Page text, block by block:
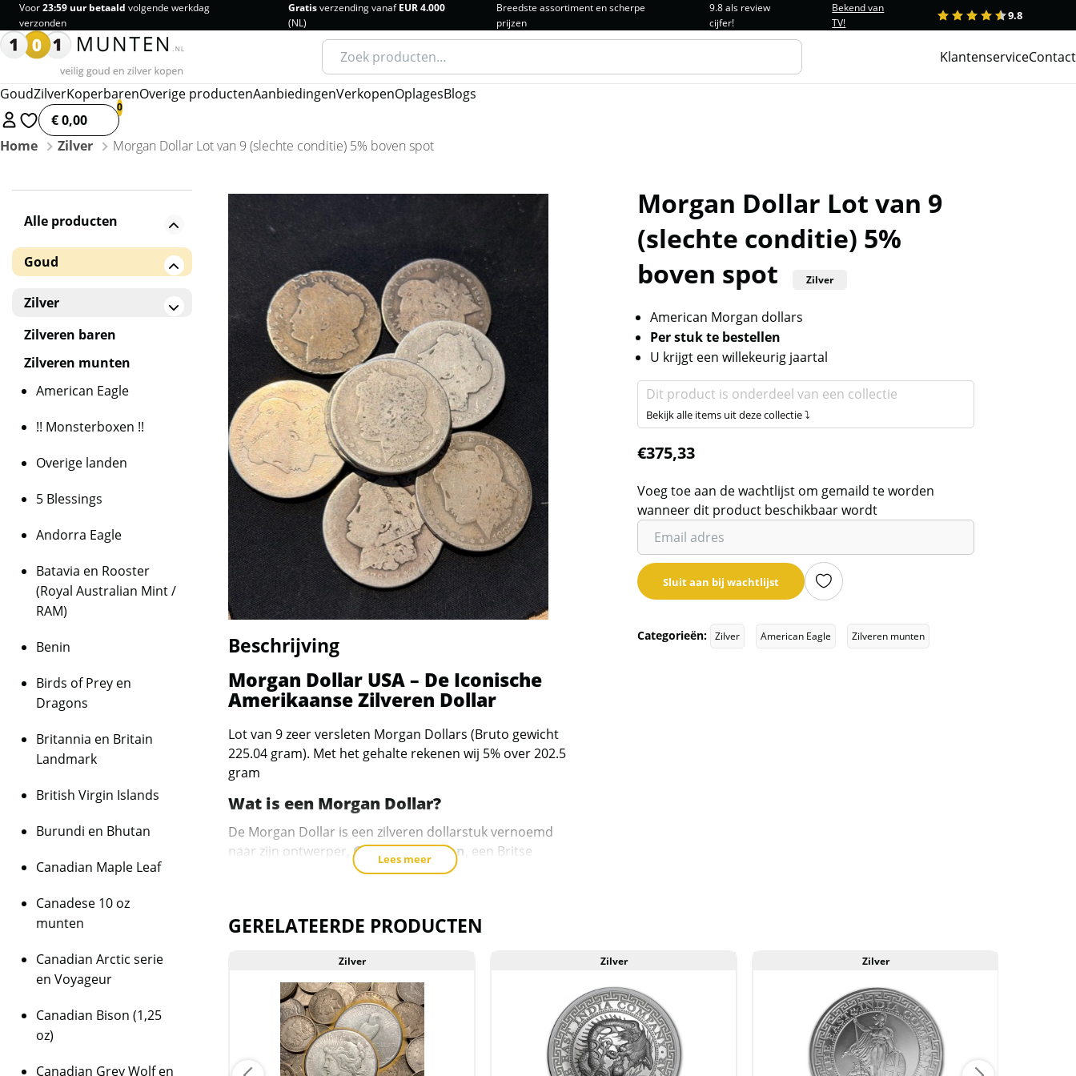
Voor23:59 uur betaald volgende werkdag
verzonden
Gratisverzending vanafEUR 4.000
(NL)
Breedste assortiment en scherpe
prijzen
9.8 als review
cijfer!
Bekend van
TV!
1 2 3 4 5 9.8
Zoeken
naar:
KlantenserviceContact
GoudZilverKoperbarenOverige productenAanbiedingenVerkopenOplagesBlogs
€ 0,00
Home
Zilver Morgan Dollar Lot van 9 (slechte conditie) 5% boven spot
Beschrijving
Morgan Dollar USA – De Iconische
Amerikaanse Zilveren Dollar
Lot van 9 zeer versleten Morgan Dollars (Bruto gewicht
225.04 gram). Met het gehalte rekenen wij 5% over 202.5
gram
Wat is een Morgan Dollar?
De Morgan Dollar is een zilveren dollarstuk vernoemd
naar zijn ontwerper,George T. Morgan , een Britse
graveur die voor de Amerikaanse Munt werkte. De
gespreide vleugels toont.
Kenmerken van de Morgan Dollar:
Metaal: 90% zilver, 10% koper
Gewicht: 26,73 gram
Diameter: 38,1 mm
Lees meer
Morgan Dollar Lot van 9
(slechte conditie) 5%
boven spot
Zilver
American Morgan dollars
Per stuk te bestellen
U krijgt een willekeurig jaartal
Dit product is onderdeel van een collectie
Bekijk alle items uit deze collectie ⤵
€375,33
Voeg toe aan de wachtlijst om gemaild te worden
wanneer dit product beschikbaar wordt
Vul
je
email
adres
om
Sluit aan bij wachtlijst
Categorieën: Zilver American Eagle Zilveren munten
GERELATEERDE PRODUCTEN
Zilver Zilver Zilver Zilver
Alle producten
Goud
Gouden baren
Zilver
Zilveren baren
Zilveren munten
American Eagle
!! Monsterboxen !!
Overige landen
5 Blessings
Andorra Eagle
Batavia en Rooster
(Royal Australian Mint /
RAM)
Benin
Birds of Prey en
Dragons
Britannia en Britain
Landmark
British Virgin Islands
Burundi en Bhutan
Canadian Maple Leaf
Canadese 10 oz
munten
Canadian Arctic serie
en Voyageur
Canadian Bison (1,25
oz)
Canadian Grey Wolf en